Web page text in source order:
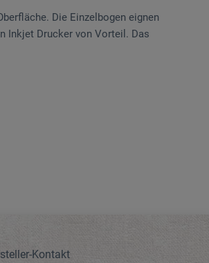
Die Einzel­bogen eignen
Inkjet Drucker von Vorteil. Das
Kontakt